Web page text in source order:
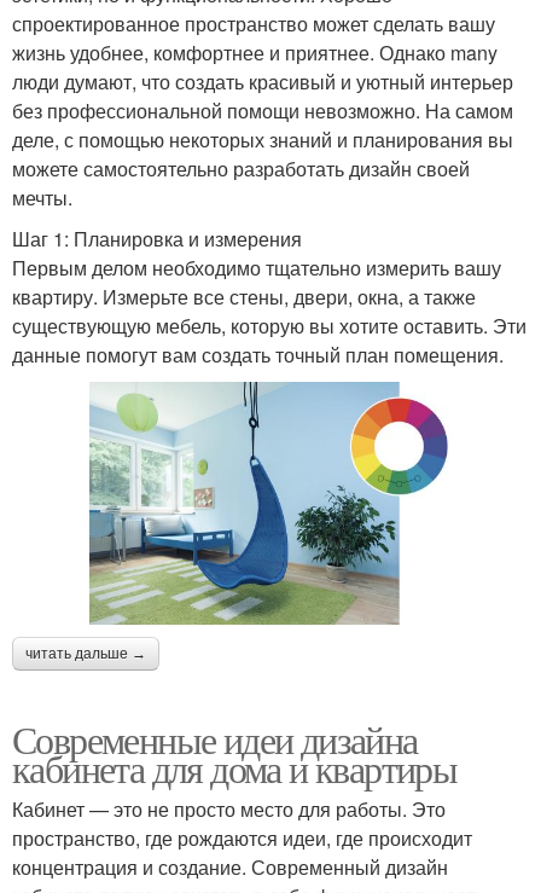
спроектированное пространство может сделать вашу
жизнь удобнее, комфортнее и приятнее. Однако many
люди думают, что создать красивый и уютный интерьер
без профессиональной помощи невозможно. На самом
деле, с помощью некоторых знаний и планирования вы
можете самостоятельно разработать дизайн своей
мечты.
Шаг 1: Планировка и измерения
Первым делом необходимо тщательно измерить вашу
квартиру. Измерьте все стены, двери, окна, а также
существующую мебель, которую вы хотите оставить. Эти
данные помогут вам создать точный план помещения.
читать дальше →
Современные идеи дизайна
кабинета для дома и квартиры
Кабинет — это не просто место для работы. Это
пространство, где рождаются идеи, где происходит
концентрация и создание. Современный дизайн